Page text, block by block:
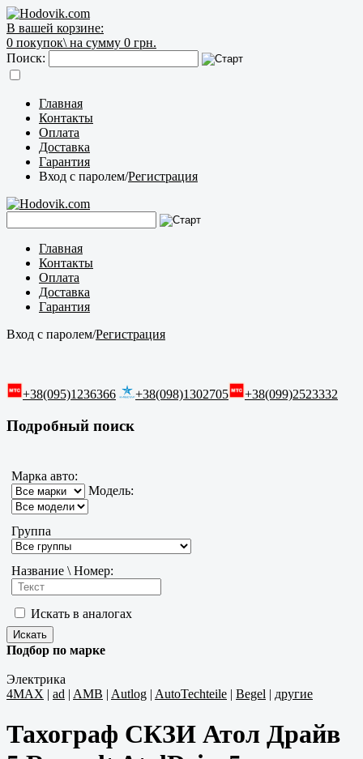
В вашей корзине:
0 покупок\ на сумму 0 грн.
Поиск:
Главная
Контакты
Оплата
Доставка
Гарантия
Вход с паролем/Регистрация
Главная
Контакты
Оплата
Доставка
Гарантия
Вход с паролем/Регистрация
+38(095)1236366 +38(098)1302705 +38(099)2523332
Подробный поиск
Марка авто:
Модель:
Группа
Название \ Номер:
Искать в аналогах
Подбор по марке
Электрика
4MAX | ad | AMB | Autlog | AutoTechteile | Begel | другие
Тахограф СКЗИ Атол Драйв